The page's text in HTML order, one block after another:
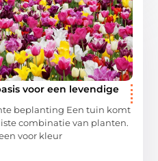
voor een levendige
beplanting Een tuin komt
combinatie van planten.
voor kleur